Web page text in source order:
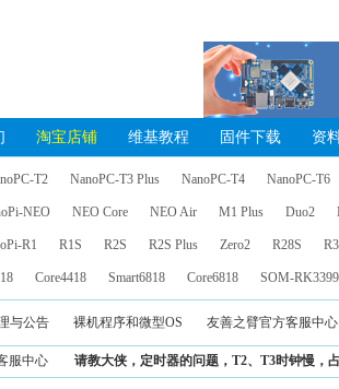
淘宝店铺 维基教程 固件下载 资
T2 NanoPC-T3 Plus NanoPC-T4 NanoPC-T6
NEO NEO Core NEO Air M1 Plus Duo2
R1 R1S R2S R2S Plus Zero2 R28S
Core4418 Smart6818 Core6818 SOM-
与公告 裸机程序和微型OS 友善之臂官方客服中心
服中心 请教大侠，定时器的问题，T2、T3时钟慢，